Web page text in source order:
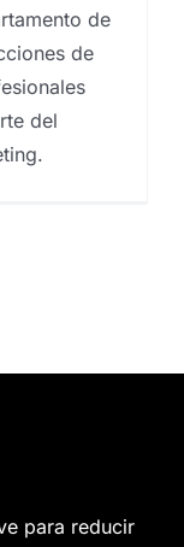
de
de
del
para reducir